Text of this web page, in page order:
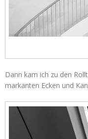
Dann kam ich zu den
markanten Ecken und